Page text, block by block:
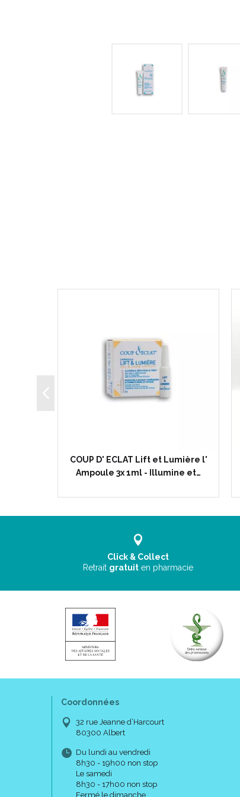
COUP D' ECLAT Lift et Lumière l'
Ampoule 3x 1ml - Illumine et…
Click & Collect
Retrait gratuit en pharmacie
Coordonnées
32 rue Jeanne d’Harcourt
80300 Albert
Du lundi au vendredi
8h30 - 19h00 non stop
Le samedi
8h30 - 17h00 non stop
Fermé le dimanche